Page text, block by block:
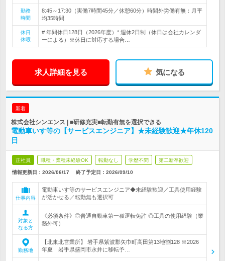
勤務
時間
8:45～17:30（実働7時間45分／休憩60分）時間外労働有無：月平
均35時間
休日
休暇
# 年間休日128日（2026年度）* 週休2日制（休日は会社カレンダ
ーによる）※休日に対応する場合…
求人詳細を見る 気になる
新着
株式会社シンエンス | ■研修充実■転勤有無を選択できる
電動車いす等の【サービスエンジニア】★未経験歓迎★年休120
日
正社員 職種・業種未経験OK 転勤なし 学歴不問 第二新卒歓迎
情報更新日：2026/06/17 終了予定日： 2026/09/10
仕事内容
電動車いす等のサービスエンジニア◆未経験歓迎／工具使用経験
が活かせる／転勤無も選択可
対象と
なる方
《必須条件》◎普通自動車第一種運転免許 ◎工具の使用経験（業
務外可）
勤務地
【北東北営業所】 岩手県紫波郡矢巾町高田第13地割128 ※2026
年夏 岩手県盛岡市永井に移転予…